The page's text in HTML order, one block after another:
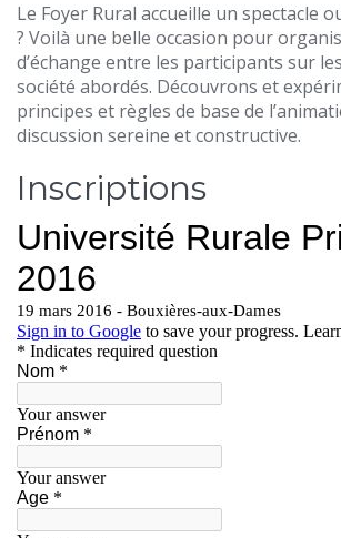
Le Foyer Rural accueille un spectacle
? Voilà une belle occasion pour
d’échange entre les participants sur
société abordés. Découvrons et
principes et règles de base de
discussion sereine et constructive.
Inscriptions